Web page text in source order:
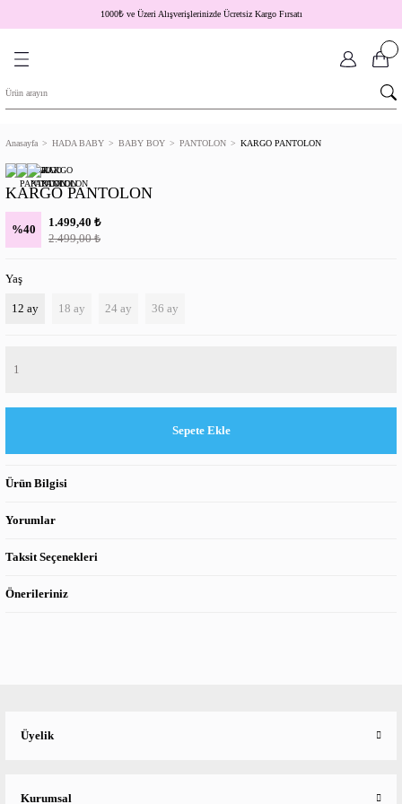
1000₺ve Üzeri Alışverişlerinizde Ücretsiz Kargo Fırsatı
Anasayfa HADA BABY BABY BOY PANTOLON KARGO PANTOLON
KARGO PANTOLON
%40
1.499,40 ₺
2.499,00₺
Yaş
12 ay 18 ay 24 ay 36 ay
Sepete Ekle
Ürün Bilgisi
Yorumlar
Taksit Seçenekleri
Önerileriniz
Üyelik
Kurumsal